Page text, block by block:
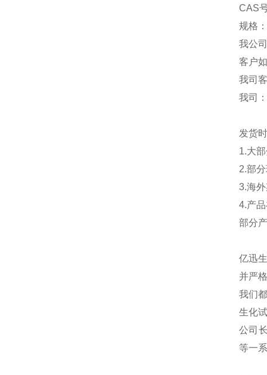
CAS
规格
我公
客户
我司
我司
发货
1.大
2.部
3.海
4.产
部分
亿迅
并严
我们
生化
公司
等一